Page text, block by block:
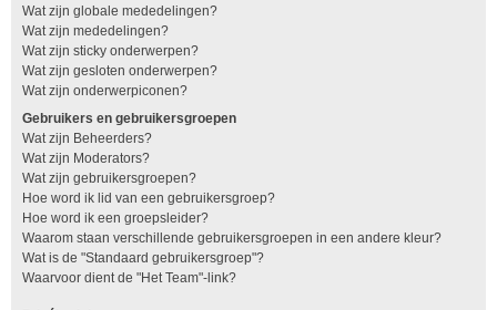
Wat zijn globale mededelingen?
Wat zijn mededelingen?
Wat zijn sticky onderwerpen?
Wat zijn gesloten onderwerpen?
Wat zijn onderwerpiconen?
Gebruikers en gebruikersgroepen
Wat zijn Beheerders?
Wat zijn Moderators?
Wat zijn gebruikersgroepen?
Hoe word ik lid van een gebruikersgroep?
Hoe word ik een groepsleider?
Waarom staan verschillende gebruikersgroepen in een andere kleur?
Wat is de "Standaard gebruikersgroep"?
Waarvoor dient de "Het Team"-link?